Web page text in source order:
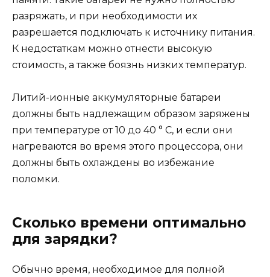
разряжать, и при необходимости их
разрешается подключать к источнику питания.
К недостаткам можно отнести высокую
стоимость, а также боязнь низких температур.
Литий-ионные аккумуляторные батареи
должны быть надлежащим образом заряжены
при температуре от 10 до 40 ° C, и если они
нагреваются во время этого процессора, они
должны быть охлаждены во избежание
поломки.
Сколько времени оптимально
для зарядки?
Обычно время, необходимое для полной